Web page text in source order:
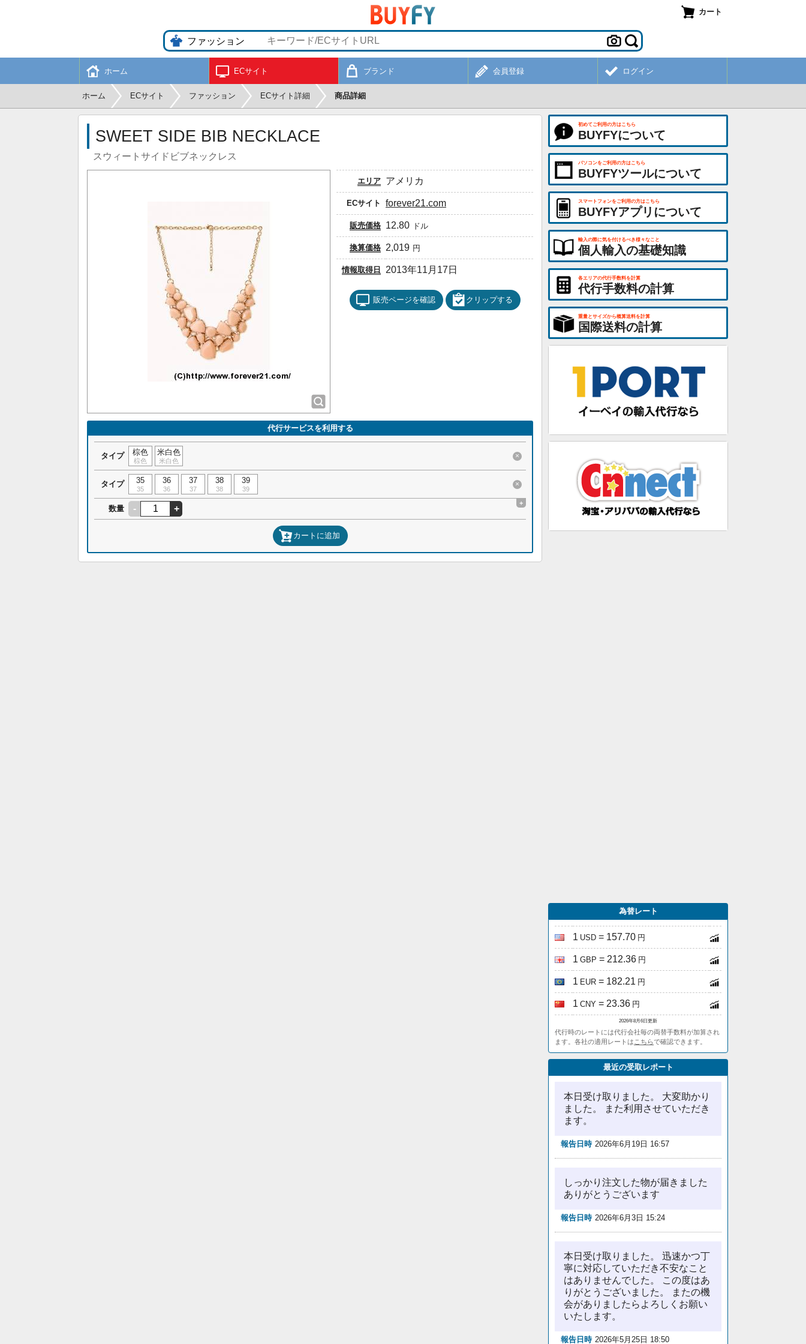
カート
ホーム ECサイト ブランド 会員登録 ログイン
ホーム ECサイト ファッション ECサイト詳細 商品詳細
SWEET SIDE BIB NECKLACE
スウィートサイドビブネックレス
エリア アメリカ
ECサイト forever21.com
販売価格 12.80 ドル
換算価格 2,019 円
情報取得日 2013年11月17日
販売ページを確認 クリップする
代行サービスを利用する
タイプ 棕色
棕色
米白色
米白色
×
タイプ 35
35
36
36
37
37
38
38
39
39
×
数量 - +
+
カートに追加
初めてご利用の方はこちら
BUYFYについて
パソコンをご利用の方はこちら
BUYFYツールについて
スマートフォンをご利用の方はこちら
BUYFYアプリについて
輸入の際に気を付けるべき様々なこと
個人輸入の基礎知識
各エリアの代行手数料を計算
代行手数料の計算
重量とサイズから概算送料を計算
国際送料の計算
為替レート
1 USD = 157.70 円
1 GBP = 212.36 円
1 EUR = 182.21 円
1 CNY = 23.36 円
2026年8月6日更新
代行時のレートには代行会社毎の両替手数料が加算され
ます。各社の適用レートは こちらで確認できます。
最近の受取レポート
本日受け取りました。 大変助かり
ました。 また利用させていただき
ます。
報告日時 2026年6月19日 16:57
しっかり注文した物が届きました
ありがとうございます
報告日時 2026年6月3日 15:24
本日受け取りました。 迅速かつ丁
寧に対応していただき不安なこと
はありませんでした。 この度はあ
りがとうございました。 またの機
会がありましたらよろしくお願い
いたします。
報告日時 2026年5月25日 18:50